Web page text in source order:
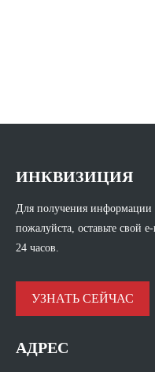
ИНКВИЗИЦИЯ
Для получения информации
пожалуйста, оставьте свой
24 часов.
УЗНАТЬ СЕЙЧАС
АДРЕС